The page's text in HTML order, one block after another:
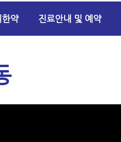
약 진료안내 및 예약